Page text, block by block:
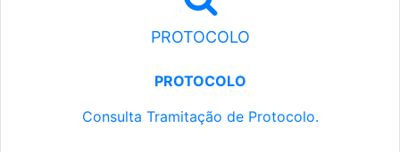
PROTOCOLO
PROTOCOLO
Consulta Tramitação de Protocolo.